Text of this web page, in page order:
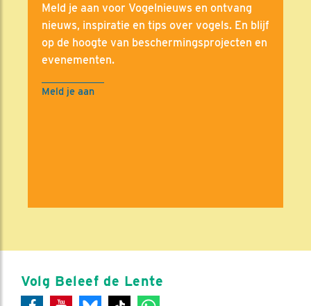
Meld je aan voor Vogelnieuws en ontvang
nieuws, inspiratie en tips over vogels. En blijf
op de hoogte van beschermingsprojecten en
evenementen.
Meld je aan
Volg Beleef de Lente